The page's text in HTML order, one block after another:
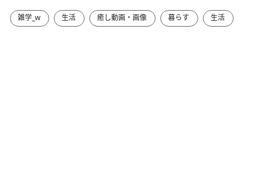
雑学_w 生活 癒し動画・画像 暮らす 生活